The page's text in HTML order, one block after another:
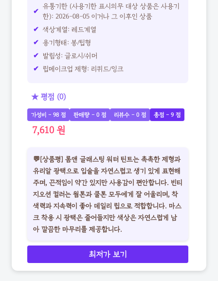
유통기한 (사용기한 표시의무 대상 상품은 사용기
한): 2026-08-05 이거나 그 이후인 상품
색상계열: 레드계열
용기형태: 봉/팁형
발림성: 글로시/쉬머
립메이크업 제형: 리퀴드/잉크
★ 평점 (0)
가성비 - 98 점 판매량 - 0 점 리뷰수 - 0 점 총점 - 9 점
7,610 원
💬[상품평] 롬앤 글래스팅 워터 틴트는 촉촉한 제형과
유리알 광택으로 입술을 자연스럽고 생기 있게 표현해
주며, 끈적임이 약간 있지만 사용감이 편안합니다. 빈티
지오션 컬러는 웜톤과 쿨톤 모두에게 잘 어울리며, 착
색력과 지속력이 좋아 데일리 립으로 적합합니다. 마스
크 착용 시 광택은 줄어들지만 색상은 자연스럽게 남
아 깔끔한 마무리를 제공합니다.
최저가 보기